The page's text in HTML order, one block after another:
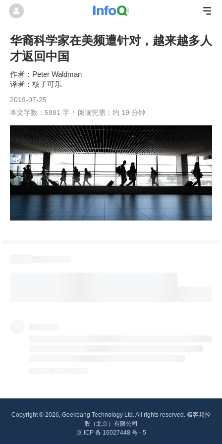
华裔科学家在美频遭针对，越来越多人
才返回中国
Peter Waldman
核子可乐
2019-07-25
本文字数：5881 字
阅读完需：约 19 分钟
Copyright © 2026, Geekbang Technology Ltd. All rights reserved. 极客邦控
股（北京）有限公司
京 ICP 备 16027448 号 - 5